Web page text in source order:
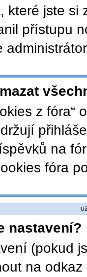
které jste si
přístupu
z
na
fóra
nastavení?
(pokud
na odkaz